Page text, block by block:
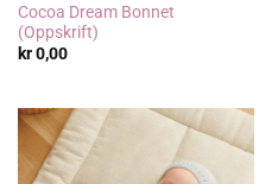
Cocoa Dream Bonnet
(Oppskrift)
kr0,00